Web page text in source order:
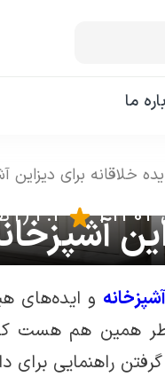
ما
|
4.4 (1 نظر )
و ایده‌های
همین هم هست
گرفتن راهنمایی